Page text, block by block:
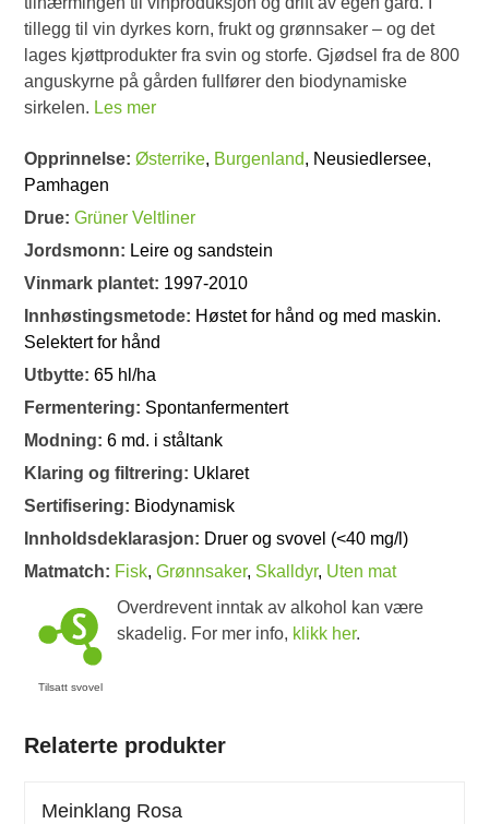
tillegg til vin dyrkes korn, frukt og grønnsaker – og det
lages kjøttprodukter fra svin og storfe. Gjødsel fra de 800
anguskyrne på gården fullfører den biodynamiske
sirkelen. Les mer
Opprinnelse:Østerrike, Burgenland, Neusiedlersee,
Pamhagen
Drue:Grüner Veltliner
Jordsmonn: Leire og sandstein
Vinmark plantet: 1997-2010
Innhøstingsmetode: Høstet for hånd og med maskin.
Selektert for hånd
Utbytte:65 hl/ha
Fermentering: Spontanfermentert
Modning:6 md. i ståltank
Klaring og filtrering: Uklaret
Sertifisering: Biodynamisk
Innholdsdeklarasjon: Druer og svovel (<40 mg/l)
Matmatch: Fisk,Grønnsaker, Skalldyr, Uten mat
Tilsatt svovel
Overdrevent inntak av alkohol kan være
skadelig. For mer info, klikk her.
Relaterte produkter
Meinklang Rosa